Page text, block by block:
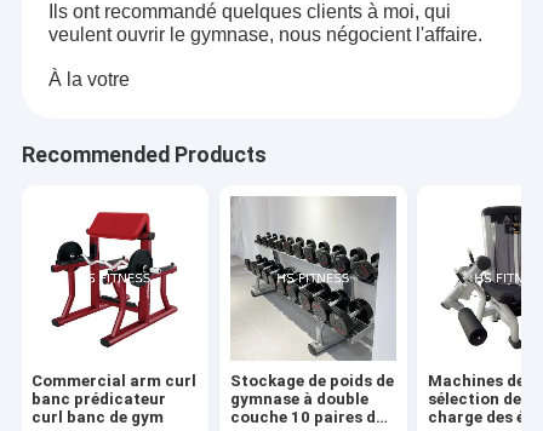
Ils ont recommandé quelques clients à moi, qui
veulent ouvrir le gymnase, nous négocient l'affaire.
À la votre
Recommended Products
Commercial arm curl
banc prédicateur
curl banc de gym
Stockage de poids de
gymnase à double
couche 10 paires de
Machines de
sélection de la
charge des